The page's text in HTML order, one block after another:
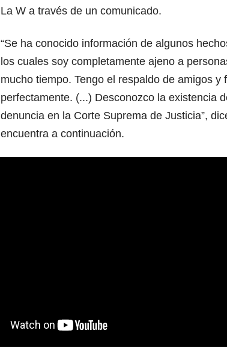
La W a través de un comunicado.
“Se ha conocido información de algunos
los cuales soy completamente ajeno a
mucho tiempo. Tengo el respaldo de amigos y
perfectamente. (...) Desconozco la existencia
denuncia en la Corte Suprema de Justicia”,
encuentra a continuación.